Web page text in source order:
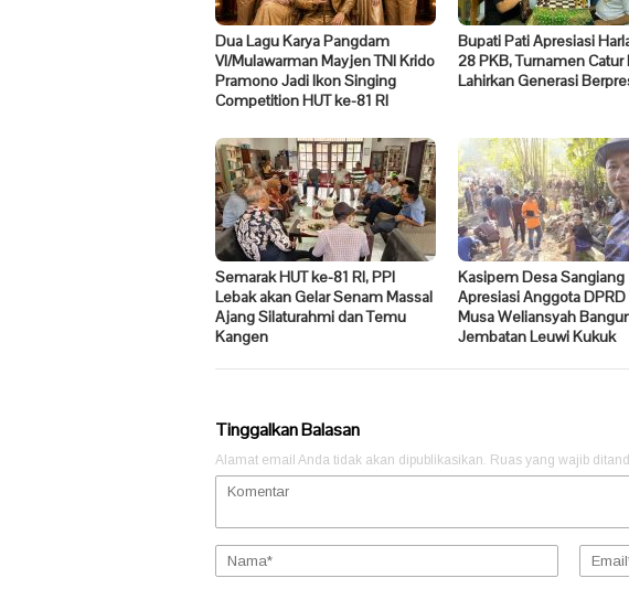
Dua Lagu Karya Pangdam
VI/Mulawarman Mayjen TNI Krido
Pramono Jadi Ikon Singing
Competition HUT ke-81 RI
Bupati Pati Apresiasi
28 PKB, Turnamen Catur
Lahirkan Generasi
Semarak HUT ke-81 RI, PPI
Lebak akan Gelar Senam Massal
Ajang Silaturahmi dan Temu
Kangen
Kasipem Desa Sangiang
Apresiasi Anggota
Musa Weliansyah
Jembatan Leuwi Kukuk
Tinggalkan Balasan
Alamat email Anda tidak akan dipublikasikan. Ruas yang wajib